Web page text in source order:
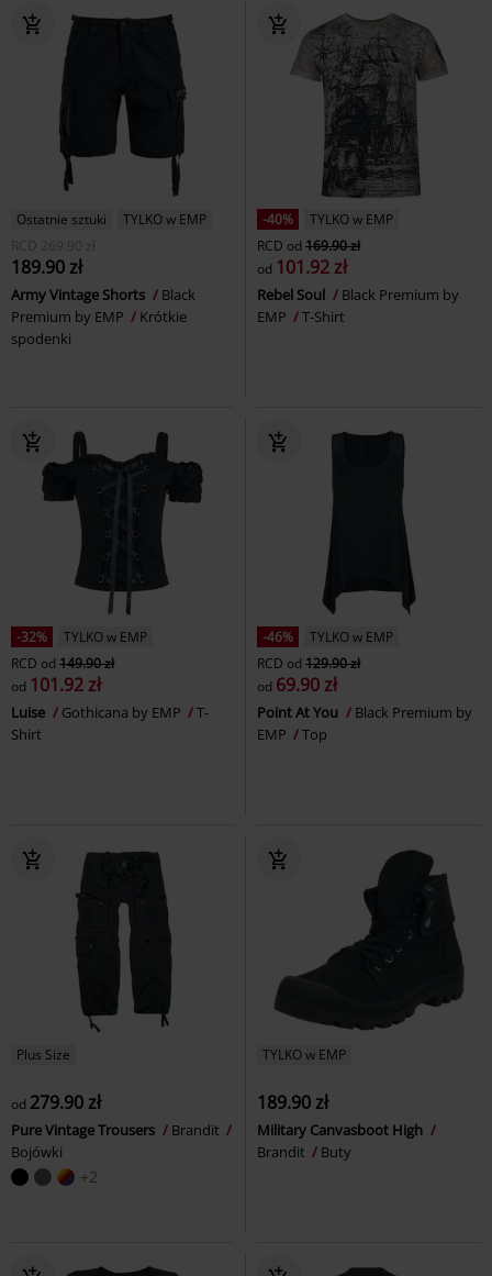
Ostatnie sztuki
TYLKO w EMP
RCD 269.90 zł
189.90 zł
Army Vintage Shorts
Black
Premium by EMP
Krótkie
spodenki
-40%
TYLKO w EMP
RCD od 169.90 zł
od 101.92 zł
Rebel Soul
Black Premium by
EMP
T-Shirt
-32%
TYLKO w EMP
RCD od 149.90 zł
od 101.92 zł
Luise Gothicana by EMP
T-
Shirt
-46%
TYLKO w EMP
RCD od 129.90 zł
od 69.90 zł
Point At You
Black Premium by
EMP
Top
Plus Size
od 279.90 zł
Pure Vintage Trousers
Brandit
Bojówki
+2
TYLKO w EMP
189.90 zł
Military Canvasboot High
Brandit
Buty